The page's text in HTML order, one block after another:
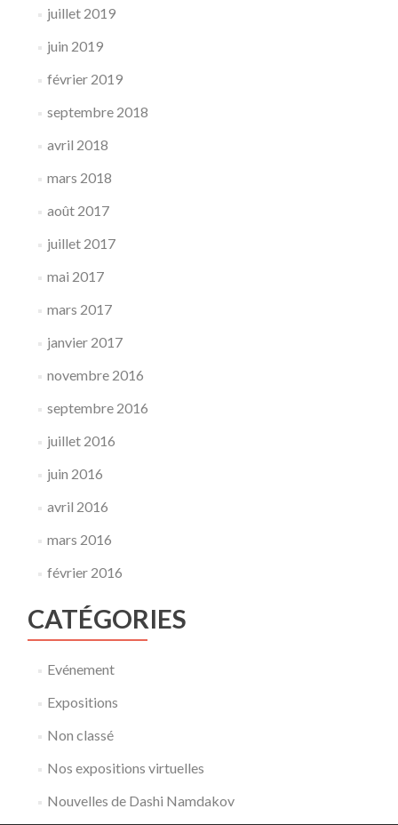
juillet 2019
juin 2019
février 2019
septembre 2018
avril 2018
mars 2018
août 2017
juillet 2017
mai 2017
mars 2017
janvier 2017
novembre 2016
septembre 2016
juillet 2016
juin 2016
avril 2016
mars 2016
février 2016
CATÉGORIES
Evénement
Expositions
Non classé
Nos expositions virtuelles
Nouvelles de Dashi Namdakov